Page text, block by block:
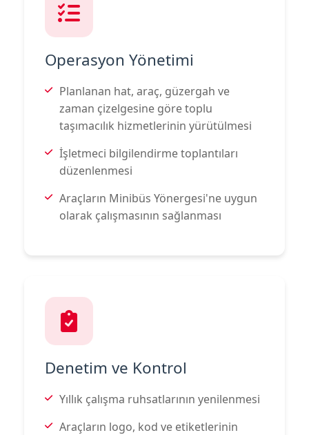
Operasyon Yönetimi
Planlanan hat, araç, güzergah ve
zaman çizelgesine göre toplu
taşımacılık hizmetlerinin yürütülmesi
İşletmeci bilgilendirme toplantıları
düzenlenmesi
Araçların Minibüs Yönergesi'ne uygun
olarak çalışmasının sağlanması
Denetim ve Kontrol
Yıllık çalışma ruhsatlarının yenilenmesi
Araçların logo, kod ve etiketlerinin